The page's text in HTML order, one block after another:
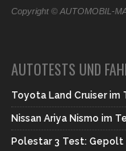
Copyright © AUTOMOBIL-
AUTOTESTS UND
Toyota Land Cruiser
Nissan Ariya Nismo im
Polestar 3 Test: Gepolt